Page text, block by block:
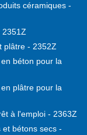
céramiques -
2351Z
plâtre - 2352Z
béton pour la
plâtre pour la
à l'emploi - 2363Z
bétons secs -